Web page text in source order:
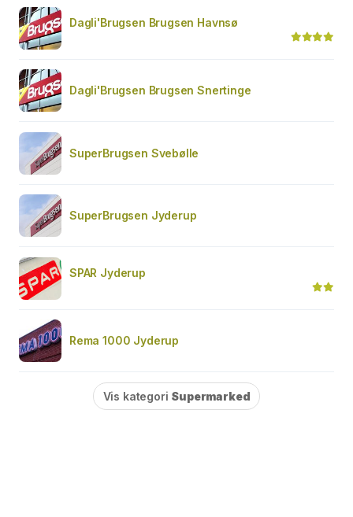
Dagli'Brugsen Brugsen Havnsø
Dagli'Brugsen Brugsen Snertinge
SuperBrugsen Svebølle
SuperBrugsen Jyderup
SPAR Jyderup
Rema 1000 Jyderup
Vis kategori Supermarked